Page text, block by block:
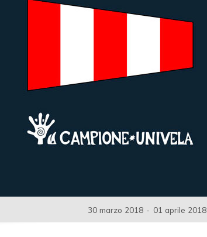
30 marzo 2018 - 01 aprile 2018